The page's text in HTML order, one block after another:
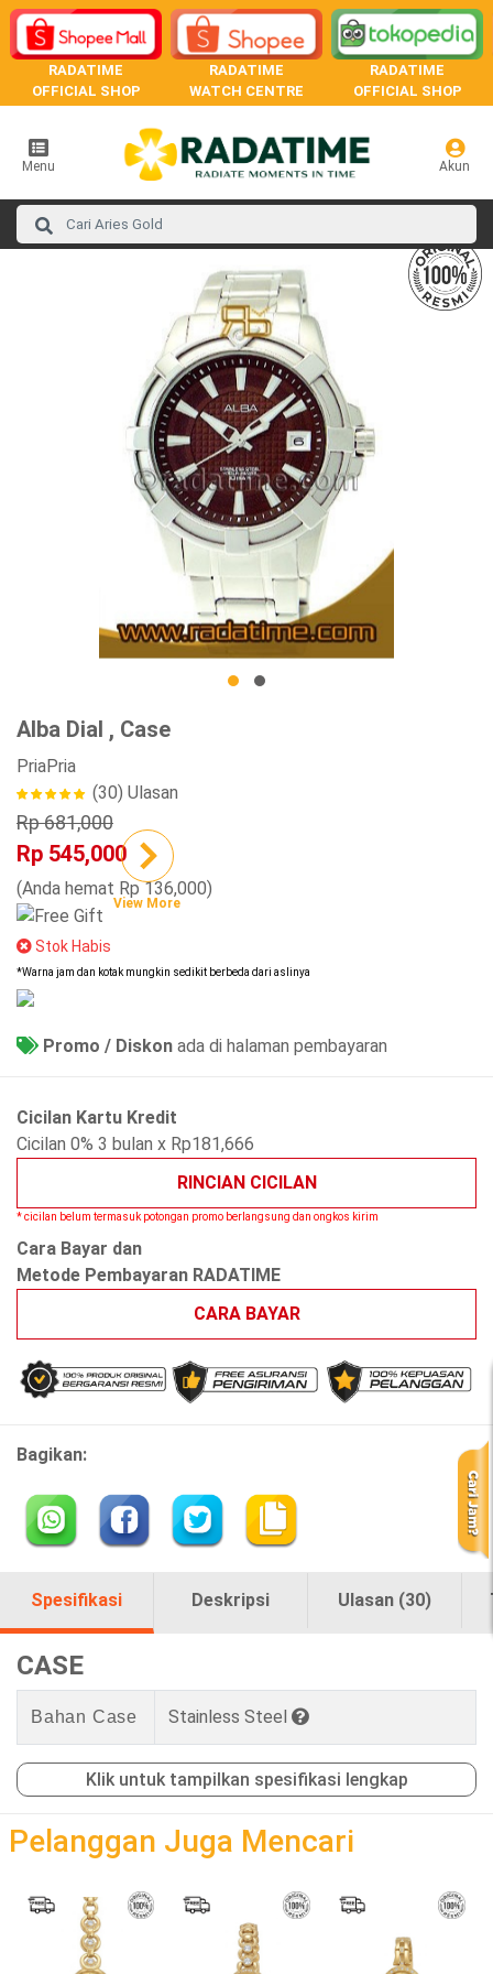
RADATIME
OFFICIAL SHOP
RADATIME
WATCH CENTRE
RADATIME
OFFICIAL SHOP
Menu Akun
Alba Dial , Case
PriaPria
(30) Ulasan
Rp 681,000
Rp 545,000
(Anda hemat Rp 136,000)
Stok Habis
*Warna jam dan kotak mungkin sedikit berbeda dari aslinya
Promo / Diskon ada di halaman pembayaran
Cicilan Kartu Kredit
Cicilan 0% 3 bulan x Rp181,666
RINCIAN CICILAN
* cicilan belum termasuk potongan promo berlangsung dan ongkos kirim
Cara Bayar dan
Metode Pembayaran RADATIME
CARA BAYAR
Bagikan:
Spesifikasi Deskripsi Ulasan (30)
CASE
Bahan Case Stainless Steel
Klik untuk tampilkan spesifikasi lengkap
Pelanggan Juga Mencari
View More